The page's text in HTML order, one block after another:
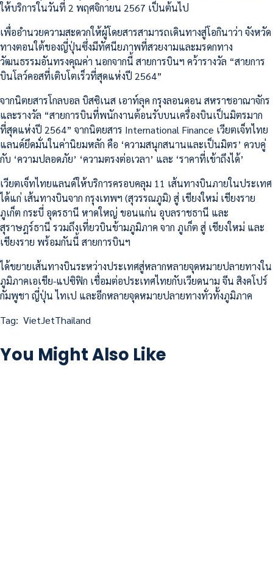
ให้บริการในวันที่ 2 พฤศจิกายน 2567 เป็นต้นไป
เพื่ออำนวยความสะดวกให้ผู้โดยสารสามารถเดินทางสู่โอกินาว่า จังหวัด
ทางตอนใต้ของญี่ปุ่นซึ่งมีทัศนียภาพที่สวยงามและมรดกทาง
วัฒนธรรมอันทรงคุณค่า นอกจากนี้ สายการบินฯ คว้ารางวัล “สายการ
บินโลว์คอสที่เติบโตเร็วที่สุดแห่งปี 2564”
จากนิตยสารโกลบอล บิสซิเนส เอาท์ลุค กรุงลอนดอน สหราชอาณาจักร
และรางวัล “สายการบินที่พนักงานต้อนรับบนเครื่องบินเป็นมิตรมาก
ที่สุดแห่งปี 2564” จากนิตยสาร International Finance เวียตเจ็ทไทย
แลนด์ยึดมั่นในค่านิยมหลัก คือ ‘ความสนุกสนานและเป็นมิตร’ ควบคู่
กับ ‘ความปลอดภัย’ ‘ความตรงต่อเวลา’ และ ‘ราคาที่เข้าถึงได้’
เวียตเจ็ทไทยแลนด์ให้บริการครอบคลุม 11 เส้นทางบินภายในประเทศ
ได้แก่ เส้นทางบินจาก กรุงเทพฯ (สุวรรณภูมิ) สู่ เชียงใหม่ เชียงราย
ภูเก็ต กระบี่ อุดรธานี หาดใหญ่ ขอนแก่น อุบลราชธานี และ
สุราษฎร์ธานี รวมถึงเที่ยวบินข้ามภูมิภาค จาก ภูเก็ต สู่ เชียงใหม่ และ
เชียงราย พร้อมกันนี้ สายการบินฯ
ได้ขยายเส้นทางบินระหว่างประเทศสู่หลากหลายจุดหมายปลายทางใน
ภูมิภาคเอเชีย-แปซิฟิก เชื่อมต่อประเทศไทยกับเวียดนาม จีน สิงคโปร์
กัมพูชา ญี่ปุ่น ไทเป และอีกหลายจุดหมายปลายทางทั่วทั้งภูมิภาค
Tag: VietJetThailand
You Might Also Like